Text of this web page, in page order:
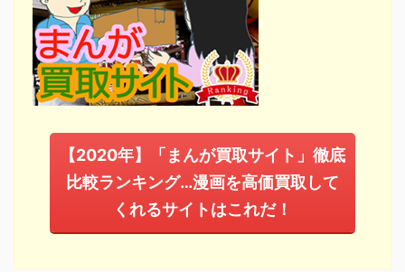
【2020年】「まんが買取サイト」徹底
比較ランキング…漫画を高価買取して
くれるサイトはこれだ！